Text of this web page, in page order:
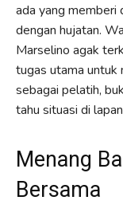
ada yang memberi
dengan hujatan.
Marselino agak
tugas utama untuk
sebagai pelatih,
tahu situasi di
Menang
Bersama